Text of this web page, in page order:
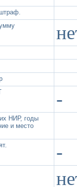
-
НИР, годы
и место
-